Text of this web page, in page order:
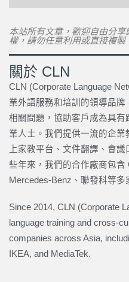
本站所有文章，歡迎自由分
權，請勿任意利用或直接複製
關於 CLN
CLN (Corporate Language
業外語服務和培訓的領導品
相關問題，協助客戶成為具
業人士。我們提供一流的企
上家教平台、文件翻譯、會
些年來，我們的合作廠商包含
Mercedes-Benz、聯發科等多
Since 2014, CLN (Corporate
language training and cross-
companies across Asia,
IKEA, and MediaTek.